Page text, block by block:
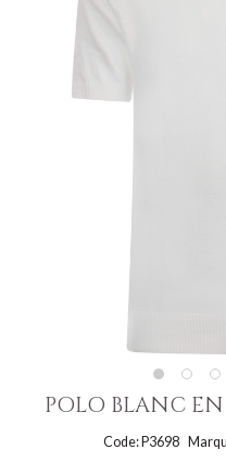
POLO BLANC
Code: P3698